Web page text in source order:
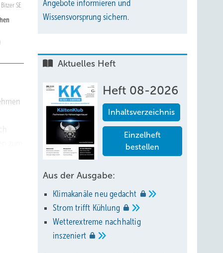
SE
in
Angebote informieren und
Wissensvorsprung sichern.
Aktuelles Heft
Heft 08-2026
Inhaltsverzeichnis
Einzelheft
bestellen
Aus der Ausgabe:
Klimakanäle neugedacht
Strom trifft Kühlung
Wetterextreme nachhaltig
inszeniert